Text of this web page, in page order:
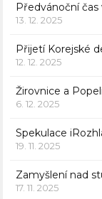
Předvánoční čas
13. 12. 2025
Přijetí Korejské
12. 12. 2025
Žirovnice a
6. 12. 2025
Spekulace
19. 11. 2025
Zamyšlení nad
17. 11. 2025